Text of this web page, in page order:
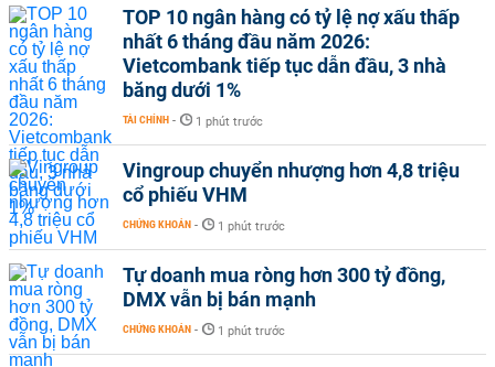
TOP 10 ngân hàng có tỷ lệ nợ xấu thấp
nhất 6 tháng đầu năm 2026:
Vietcombank tiếp tục dẫn đầu, 3 nhà
băng dưới 1%
TÀI CHÍNH - 1 phút trước
Vingroup chuyển nhượng hơn 4,8 triệu
cổ phiếu VHM
CHỨNG KHOÁN - 1 phút trước
Tự doanh mua ròng hơn 300 tỷ đồng,
DMX vẫn bị bán mạnh
CHỨNG KHOÁN - 1 phút trước